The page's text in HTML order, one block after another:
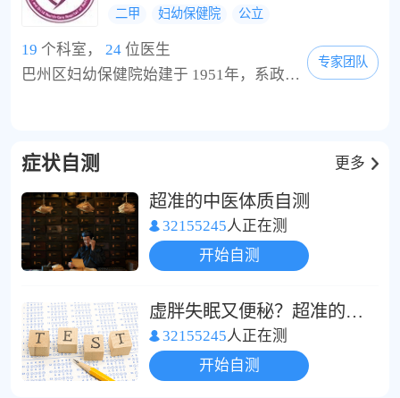
二甲 妇幼保健院 公立
19 个科室， 24位医生
巴州区妇幼保健院始建于 1951年，系政府举办的集医疗、预防保健、教学、科研、执法监督指导于一体的综合性医疗保健机构，是“国家二级甲等妇幼保健院”“国家爱婴医院”“省级卫生单位”“四川省三八红旗集体”“市级最佳文明单位”“巴州区危重孕产妇救治中心和危重新生儿救治中心”、全区医疗保险及生育保险定点机构，巴城唯一“产前筛查机构”、巴城首家开展无痛分娩和无保护性会阴接生技术的医疗机构。 现有职工165人，其中高级职...
专家团队
症状自测 更多
超准的中医体质自测
32155245人正在测
开始自测
虚胖失眠又便秘？超准的中医体质自测
32155245人正在测
开始自测